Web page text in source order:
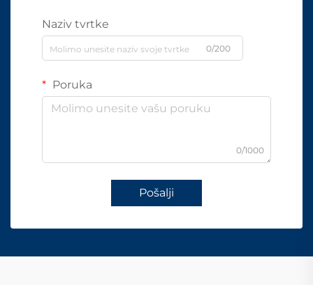
Naziv tvrtke
0/200
Poruka
0/1000
Pošalji